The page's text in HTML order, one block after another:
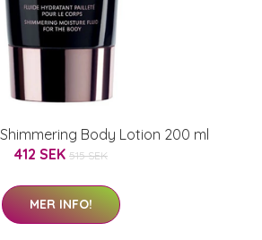
Body Lotion 200 ml
412 SEK 515 SEK
MER INFO!